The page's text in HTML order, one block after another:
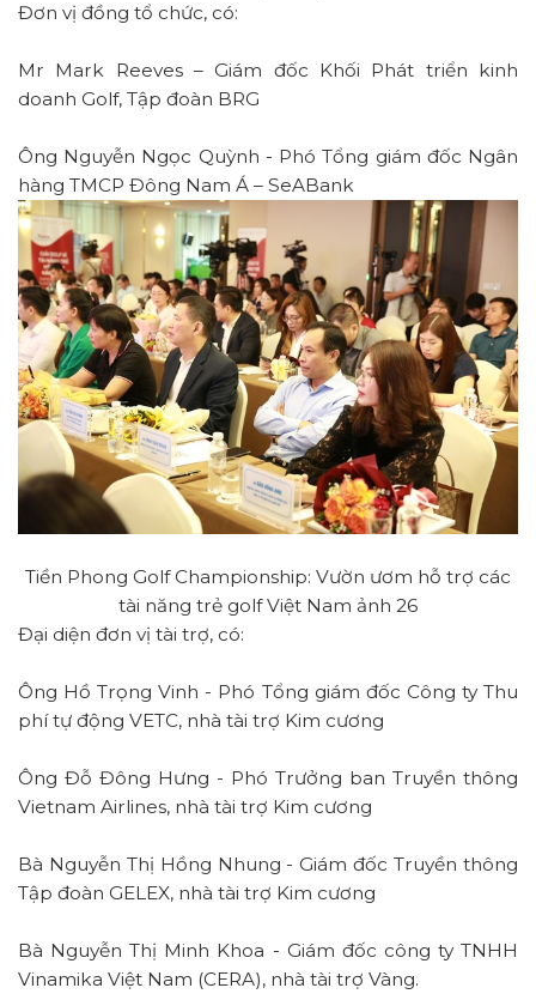
Đơn vị đồng tổ chức, có:
Mr Mark Reeves – Giám đốc Khối Phát triển kinh
doanh Golf, Tập đoàn BRG
Ông Nguyễn Ngọc Quỳnh - Phó Tổng giám đốc Ngân
hàng TMCP Đông Nam Á – SeABank
Tiền Phong Golf Championship: Vườn ươm hỗ trợ các
tài năng trẻ golf Việt Nam ảnh 26
Đại diện đơn vị tài trợ, có:
Ông Hồ Trọng Vinh - Phó Tổng giám đốc Công ty Thu
phí tự động VETC, nhà tài trợ Kim cương
Ông Đỗ Đông Hưng - Phó Trưởng ban Truyền thông
Vietnam Airlines, nhà tài trợ Kim cương
Bà Nguyễn Thị Hồng Nhung - Giám đốc Truyền thông
Tập đoàn GELEX, nhà tài trợ Kim cương
Bà Nguyễn Thị Minh Khoa - Giám đốc công ty TNHH
Vinamika Việt Nam (CERA), nhà tài trợ Vàng.